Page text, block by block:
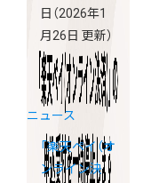
日 （2026年1
月26日 更新）
ニュース
「楽天ペイ（オ
ンライン決